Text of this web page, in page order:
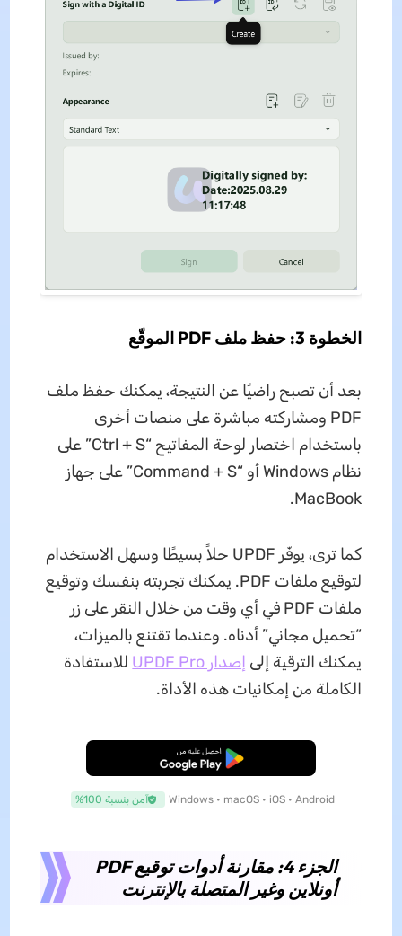
الخطوة 3: حفظ ملف PDF الموقّع
بعد أن تصبح راضيًا عن النتيجة، يمكنك حفظ ملف
PDF ومشاركته مباشرة على منصات أخرى
باستخدام اختصار لوحة المفاتيح “Ctrl + S” على
نظام Windows أو “Command + S” على جهاز
MacBook.
كما ترى، يوفّر UPDF حلاً بسيطًا وسهل الاستخدام
لتوقيع ملفات PDF. يمكنك تجربته بنفسك وتوقيع
ملفات PDF في أي وقت من خلال النقر على زر
“تحميل مجاني” أدناه. وعندما تقتنع بالميزات،
يمكنك الترقية إلى إصدار UPDF Pro
للاستفادة
الكاملة من إمكانيات هذه الأداة.
تنزيل مجاني
Windows • macOS • iOS • Android آمن بنسبة 100%
الجزء 4: مقارنة أدوات توقيع PDF
أونلاين وغير المتصلة بالإنترنت